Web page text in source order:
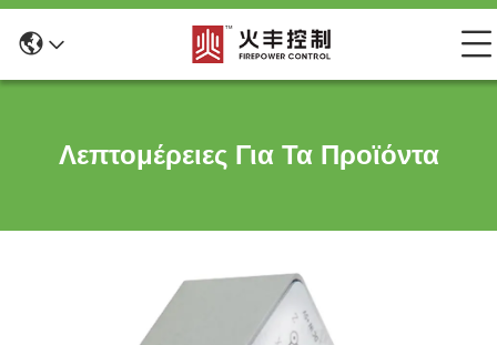
Λεπτομέρειες Για Τα Προϊόντα